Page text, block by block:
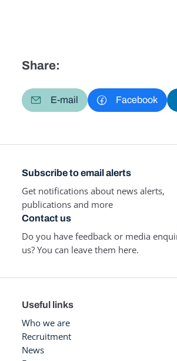
Share:
E-mail Facebook
Subscribe to email alerts
Get notifications about news alerts,
publications and more
Contact us
Do you have feedback or media
us? You can leave them here.
Useful links
Who we are
Recruitment
News